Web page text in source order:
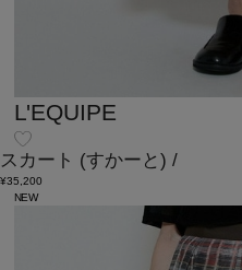
L'EQUIPE
スカート (すかーと) /
¥35,200
NEW